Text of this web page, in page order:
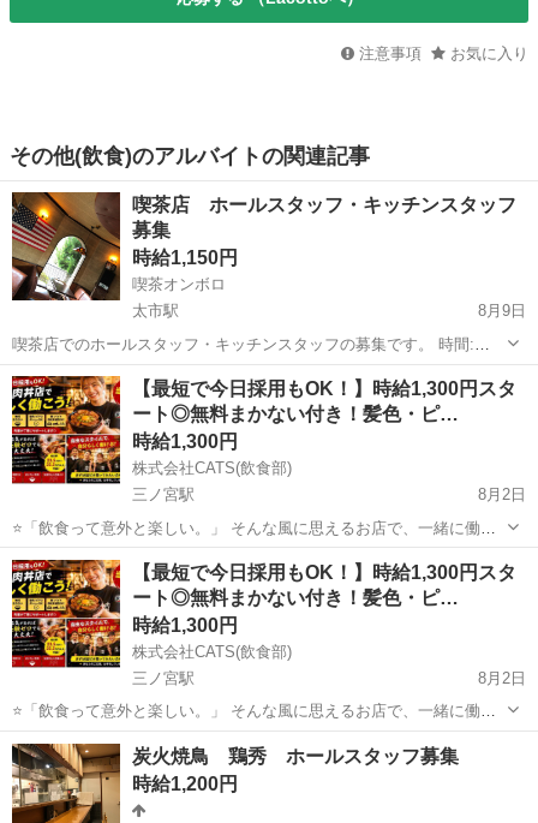
注意事項 お気に入り
その他(飲食)のアルバイトの関連記事
喫茶店 ホールスタッフ・キッチンスタッフ
募集
時給1,150円
喫茶オンボロ
太市駅
8月9日
喫茶店でのホールスタッフ・キッチンスタッフの募集です。 時間:
11:00〜14:00（15:00）（応相談） 勤務日: 土・日、他（応相談） （ス
タッフが揃い次第 休日・営業時間の変更あり） 給与: 1150円／時間
...
兵庫 姫路市 太市駅 飲食 スタッフ
【最短で今日採用もOK！】時給1,300円スタ
ート◎無料まかない付き！髪色・ピ…
時給1,300円
株式会社CATS(飲食部)
三ノ宮駅
8月2日
⭐「飲食って意外と楽しい。」 そんな風に思えるお店で、一緒に働き
ませんか？ 「飲食は初めてだから不安…」 そんな方でも大丈夫。 最
初は洗い物や盛り付けなど、 本当に簡単なお仕事からスタートしま
す！ 先...
兵庫 洲本市 三ノ宮駅 キッチン スタッフ
【最短で今日採用もOK！】時給1,300円スタ
ート◎無料まかない付き！髪色・ピ…
時給1,300円
株式会社CATS(飲食部)
三ノ宮駅
8月2日
⭐「飲食って意外と楽しい。」 そんな風に思えるお店で、一緒に働き
ませんか？ 「飲食は初めてだから不安…」 そんな方でも大丈夫。 最
初は洗い物や盛り付けなど、 本当に簡単なお仕事からスタートしま
す！ 先...
兵庫 南あわじ市 三ノ宮駅 スタッフ
炭火焼鳥 鶏秀 ホールスタッフ募集
時給1,200円